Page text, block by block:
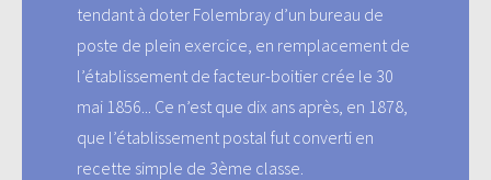
tendant à doter Folembray d’un bureau de
poste de plein exercice, en remplacement de
l’établissement de facteur-boitier crée le 30
mai 1856... Ce n’est que dix ans après, en 1878,
que l’établissement postal fut converti en
recette simple de 3ème classe.